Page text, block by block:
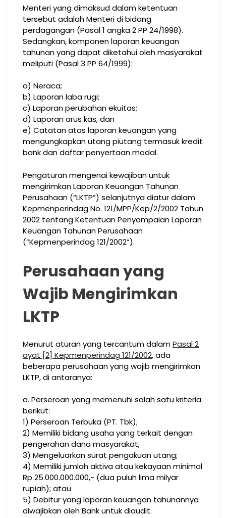
Menteri yang dimaksud dalam ketentuan
tersebut adalah Menteri di bidang
perdagangan (Pasal 1 angka 2 PP 24/1998).
Sedangkan, komponen laporan keuangan
tahunan yang dapat diketahui oleh masyarakat
meliputi (Pasal 3 PP 64/1999):
a) Neraca;
b) Laporan laba rugi;
c) Laporan perubahan ekuitas;
d) Laporan arus kas, dan
e) Catatan atas laporan keuangan yang
mengungkapkan utang piutang termasuk kredit
bank dan daftar penyertaan modal.
Pengaturan mengenai kewajiban untuk
mengirimkan Laporan Keuangan Tahunan
Perusahaan (“LKTP”) selanjutnya diatur dalam
Kepmenperindag No. 121/MPP/Kep/2/2002 Tahun
2002 tentang Ketentuan Penyampaian Laporan
Keuangan Tahunan Perusahaan
(“Kepmenperindag 121/2002”).
Perusahaan yang
Wajib Mengirimkan
LKTP
Menurut aturan yang tercantum dalamPasal 2
ayat [2] Kepmenperindag 121/2002, ada
beberapa perusahaan yang wajib mengirimkan
LKTP, di antaranya:
a. Perseroan yang memenuhi salah satu kriteria
berikut:
1) Perseroan Terbuka (PT. Tbk);
2) Memiliki bidang usaha yang terkait dengan
pengerahan dana masyarakat;
3) Mengeluarkan surat pengakuan utang;
4) Memiliki jumlah aktiva atau kekayaan minimal
Rp 25.000.000.000,- (dua puluh lima milyar
rupiah); atau
5) Debitur yang laporan keuangan tahunannya
diwajibkan oleh Bank untuk diaudit.